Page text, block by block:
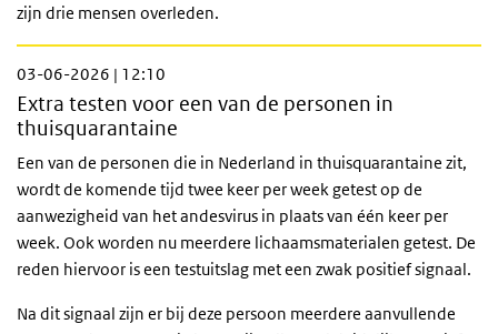
zijn drie mensen overleden.
03-06-2026 | 12:10
Extra testen voor een van de personen in
thuisquarantaine
Een van de personen die in Nederland in thuisquarantaine zit,
wordt de komende tijd twee keer per week getest op de
aanwezigheid van het andesvirus in plaats van één keer per
week. Ook worden nu meerdere lichaamsmaterialen getest. De
reden hiervoor is een testuitslag met een zwak positief signaal.
Na dit signaal zijn er bij deze persoon meerdere aanvullende